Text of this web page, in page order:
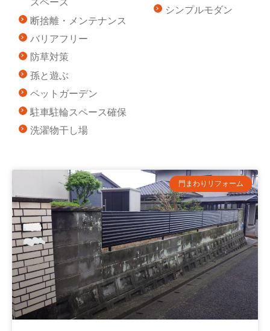
スペース
断捨離・メンテナンス
バリアフリー
防草対策
孫と遊ぶ
ペットガーデン
駐車駐輪スペース確保
洗濯物干し場
シンプルモダン
門まわりリフォーム